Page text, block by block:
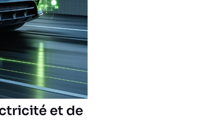
et de